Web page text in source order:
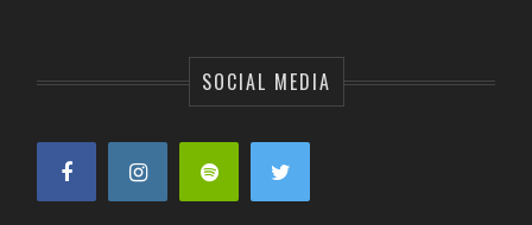
SOCIAL MEDIA